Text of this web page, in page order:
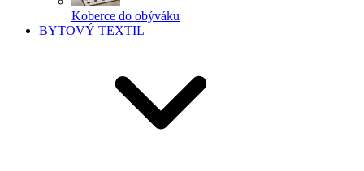
Koberce do obýváku
BYTOVÝ TEXTIL